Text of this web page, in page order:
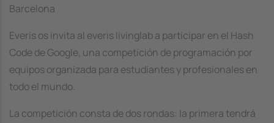
Barcelona
Everis os invita al everis livinglaba participar en el Hash
Code de Google, una competición de programación por
equipos organizada para estudiantes y profesionales en
todo el mundo.
La competición consta de dos rondas: la primera tendrá